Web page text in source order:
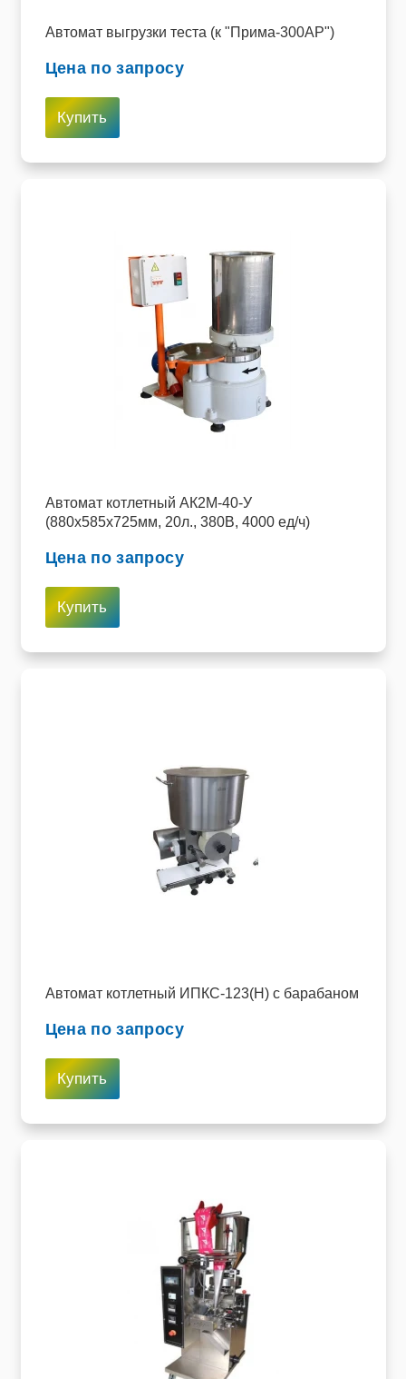
Автомат выгрузки теста (к "Прима-300АР")
Цена по запросу
Купить
Автомат котлетный АК2М-40-У
(880x585x725мм, 20л., 380В, 4000 ед/ч)
Цена по запросу
Купить
Автомат котлетный ИПКС-123(Н) с барабаном
Цена по запросу
Купить